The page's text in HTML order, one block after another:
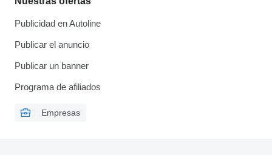
Publicidad en Autoline
Publicar el anuncio
Publicar un banner
Programa de afiliados
Empresas